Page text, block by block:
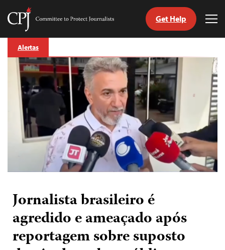
Skip
content
Committee
Journalists
Get Help
Alertas
Jornalista brasileiro é
agredido e ameaçado após
reportagem sobre suposto